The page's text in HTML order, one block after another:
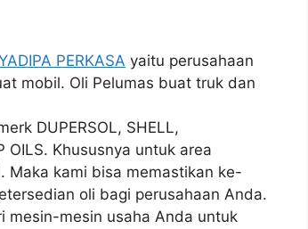
PERKASA yaitu perusahaan
mobil. Oli Pelumas buat truk dan
DUPERSOL, SHELL,
OILS. Khususnya untuk area
Maka kami bisa memastikan ke-
oli bagi perusahaan Anda.
mesin-mesin usaha Anda untuk